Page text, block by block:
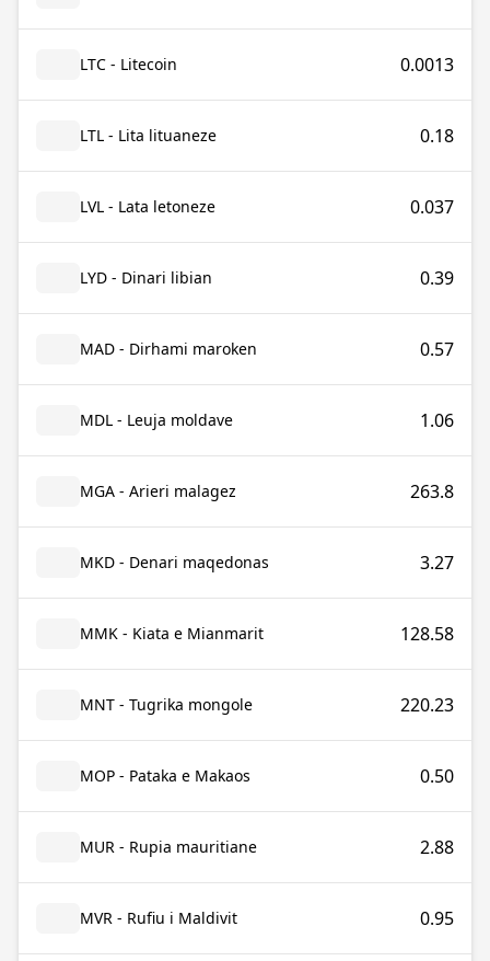
LTC - Litecoin 0.0013
LTL - Lita lituaneze 0.18
LVL - Lata letoneze 0.037
LYD - Dinari libian 0.39
MAD - Dirhami maroken 0.57
MDL - Leuja moldave 1.06
MGA - Arieri malagez 263.8
MKD - Denari maqedonas 3.27
MMK - Kiata e Mianmarit 128.58
MNT - Tugrika mongole 220.23
MOP - Pataka e Makaos 0.50
MUR - Rupia mauritiane 2.88
MVR - Rufiu i Maldivit 0.95